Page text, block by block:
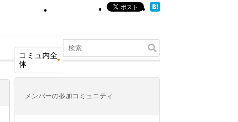
コミュ内全
体
メンバーの参加コミュニティ